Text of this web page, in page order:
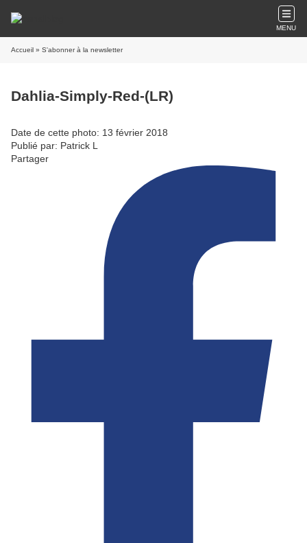
MENU
Accueil » S'abonner à la newsletter
Dahlia-Simply-Red-(LR)
Date de cette photo: 13 février 2018
Publié par: Patrick L
Partager